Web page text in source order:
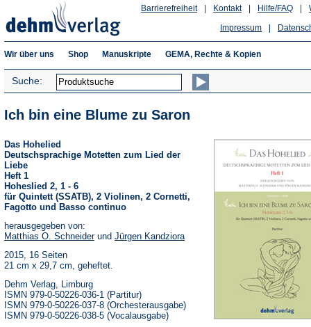
Hilfe/FAQ
Kontakt
Barrierefreiheit
Impressum
Wir über uns Shop Manuskripte GEMA, Rechte & Kopien
Suche:
Ich bin eine Blume zu Saron
Das Hohelied
Deutschsprachige Motetten zum Lied der
Liebe
Heft 1
Hoheslied 2, 1 - 6
für Quintett (SSATB), 2 Violinen, 2 Cornetti,
Fagotto und Basso continuo
herausgegeben von:
Matthias O. Schneiderund Jürgen Kandziora
2015, 16 Seiten
21 cm x 29,7 cm, geheftet.
Dehm Verlag, Limburg
ISMN 979-0-50226-036-1 (Partitur)
ISMN 979-0-50226-037-8 (Orchesterausgabe)
ISMN 979-0-50226-038-5 (Vocalausgabe)